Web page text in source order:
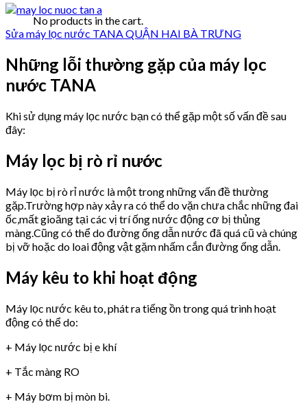
No products in the cart.
Sửa máy lọc nước TANA QUẬN HAI BÀ TRƯNG
Những lỗi thường gặp của máy lọc
nước TANA
Khi sử dụng máy lọc nước bạn có thể gặp một số vấn đề sau
đây:
Máy lọc bị rò rỉ nước
Máy lọc bị rò rỉ nước là một trong những vấn đề thường
gặp.Trường hợp này xảy ra có thể do vặn chưa chắc những đai
ốc,mất gioăng tại các vị trí ống nước động cơ bị thủng
màng.Cũng có thể do đường ống dẫn nước đã quá cũ và chúng
bị vỡ hoặc do loai động vật gặm nhấm cắn đường ống dẫn.
Máy kêu to khi hoạt động
Máy lọc nước kêu to, phát ra tiếng ồn trong quá trình hoạt
động có thể do:
+ Máy lọc nước bị e khí
+ Tắc màng RO
+ Máy bơm bị mòn bi.